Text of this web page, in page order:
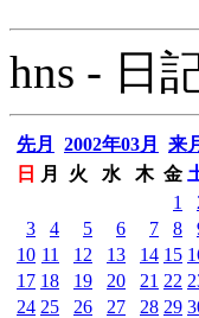
hns - 日
先月 2002年03月
来
日
月 火 水 木 金
1
3
4 5 6 7 8
10 11 12 13 14 15
17 18 19 20 21 22
24 25 26 27 28 29